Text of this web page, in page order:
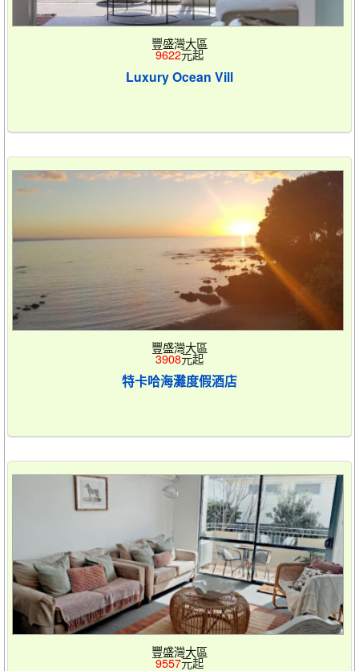
豐盛灣大區
9622元起
Luxury Ocean Vill
豐盛灣大區
3908元起
特卡哈海灘度假酒店
豐盛灣大區
9557元起